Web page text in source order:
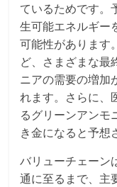
ているためです。
生可能エネルギー
可能性があります
ど、さまざまな最
ニアの需要の増加
れます。さらに、
るグリーンアンモ
き金になると予想
バリューチェーン
通に至るまで、主